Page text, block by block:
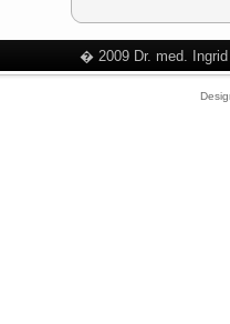
� 2009 Dr. med.